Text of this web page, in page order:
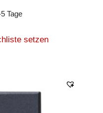
Tage
setzen